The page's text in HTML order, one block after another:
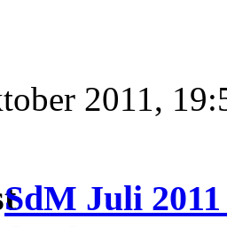
2011,
SdM Juli